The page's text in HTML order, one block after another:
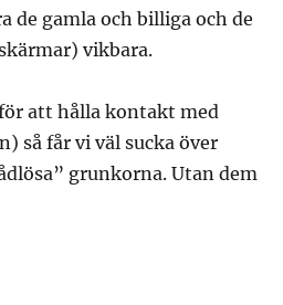
de gamla och billiga och de
vikbara.
att hålla kontakt med
så får vi väl sucka över
grunkorna. Utan dem